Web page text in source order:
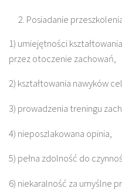
Posiadanie
1) umiejętności
przez otoczenie zachowań,
2) kształtowania nawyków
3) prowadzenia treningu
4) nieposzlakowana opinia,
5) pełna zdolność do
6) niekaralność za umyślne